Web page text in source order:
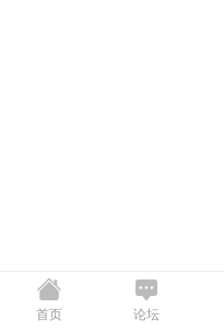
首页 论坛